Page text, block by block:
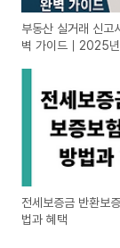
부동산 실거래 신고
벽 가이드｜2025
전세보증금 반환보
법과 혜택